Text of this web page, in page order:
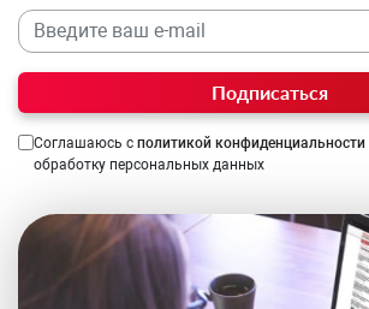
Подписаться
Соглашаюсь с политикой конфиденциальности
обработку персональных данных